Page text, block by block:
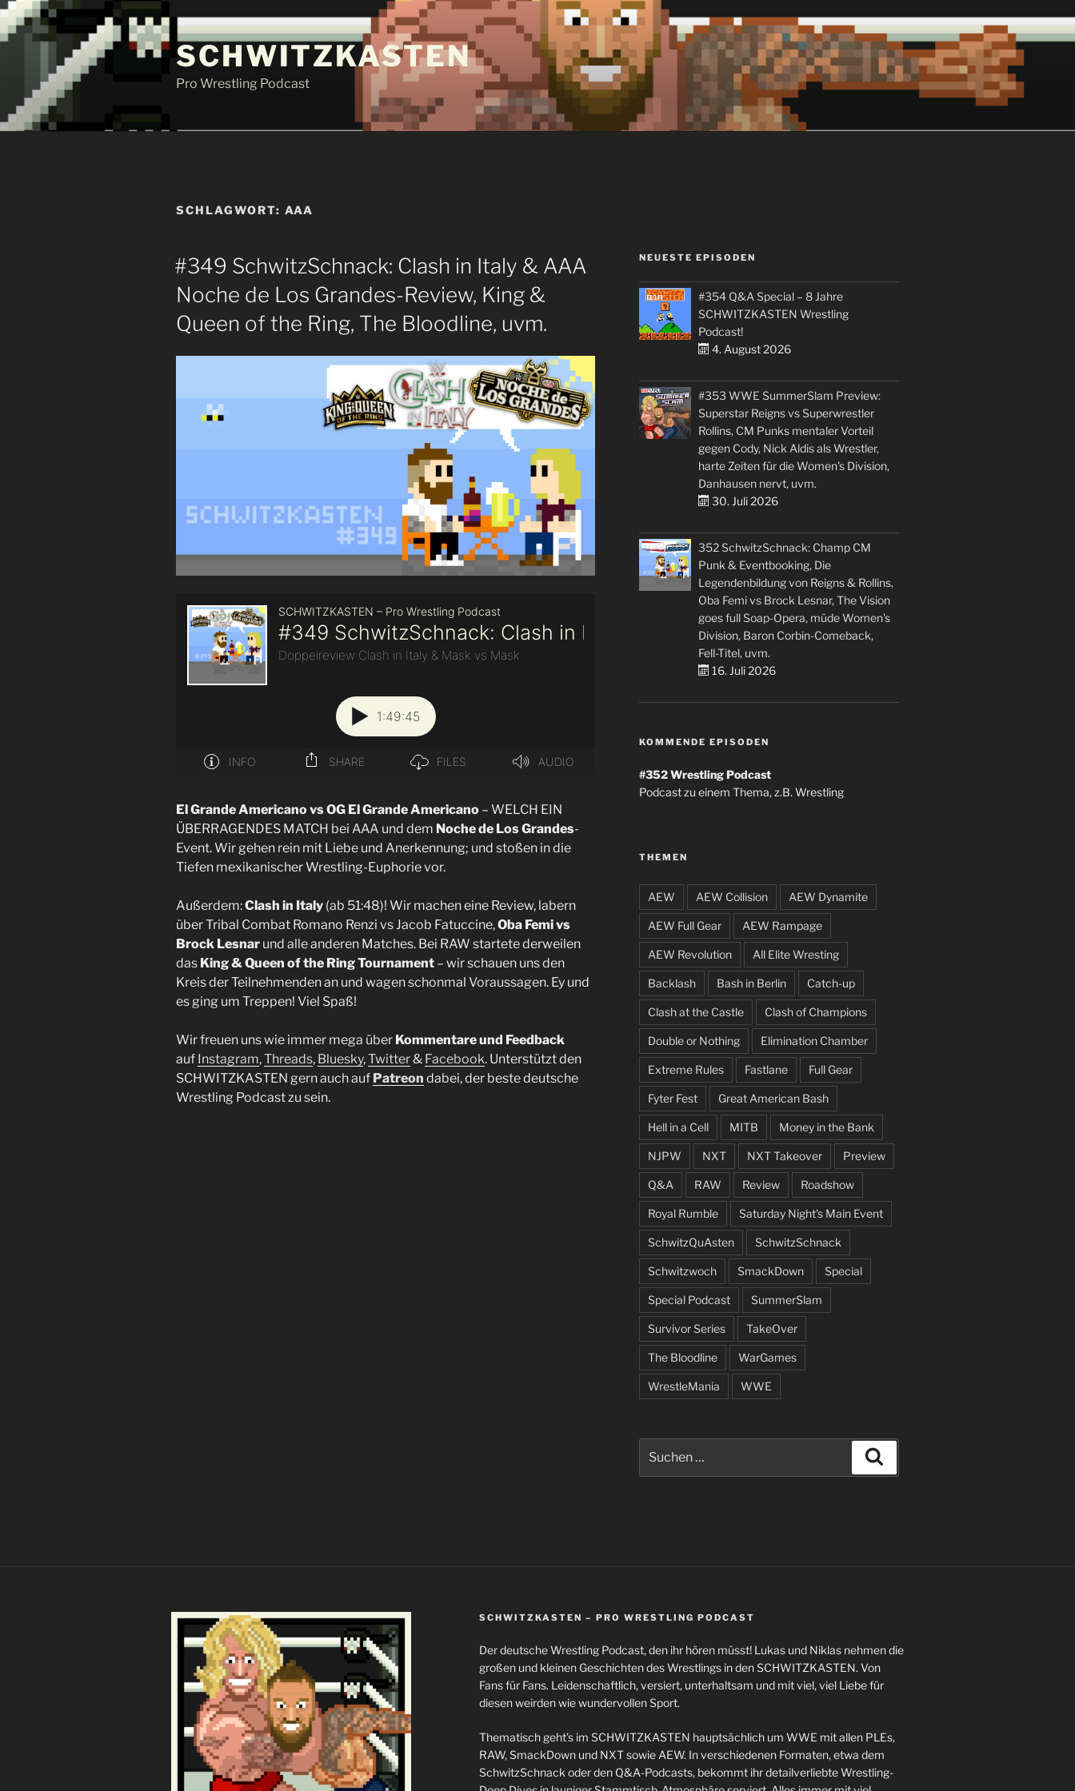
Zum
Inhalt
springen
SCHWITZKASTEN
Pro Wrestling Podcast
SCHLAGWORT: AAA
#349 SchwitzSchnack: Clash in Italy & AAA
Noche de Los Grandes-Review, King &
Queen of the Ring, The Bloodline, uvm.
El Grande Americano vs OG El Grande Americano – WELCH EIN
ÜBERRAGENDES MATCH bei AAA und dem Noche de Los Grandes-
Event. Wir gehen rein mit Liebe und Anerkennung; und stoßen in die
Tiefen mexikanischer Wrestling-Euphorie vor.
Außerdem:Clash in Italy (ab 51:48)! Wir machen eine Review, labern
über Tribal Combat Romano Renzi vs Jacob Fatuccine,Oba Femi vs
Brock Lesnar und alle anderen Matches. Bei RAW startete derweilen
das King & Queen of the Ring Tournament – wir schauen uns den
Kreis der Teilnehmenden an und wagen schonmal Voraussagen. Ey und
es ging um Treppen! Viel Spaß!
Wir freuen uns wie immer mega über Kommentare und Feedback
auf Instagram,Threads, Bluesky,Twitter& Facebook. Unterstützt den
SCHWITZKASTEN gern auch auf Patreon dabei, der beste deutsche
Wrestling Podcast zu sein.
NEUESTE EPISODEN
#354 Q&A Special – 8 Jahre
SCHWITZKASTEN Wrestling
Podcast!
4. August 2026
#353 WWE SummerSlam Preview:
Superstar Reigns vs Superwrestler
Rollins, CM Punks mentaler Vorteil
gegen Cody, Nick Aldis als Wrestler,
harte Zeiten für die Women's Division,
Danhausen nervt, uvm.
30. Juli 2026
352 SchwitzSchnack: Champ CM
Punk & Eventbooking, Die
Legendenbildung von Reigns & Rollins,
Oba Femi vs Brock Lesnar, The Vision
goes full Soap-Opera, müde Women's
Division, Baron Corbin-Comeback,
Fell-Titel, uvm.
16. Juli 2026
KOMMENDE EPISODEN
#352Wrestling Podcast
Podcast zu einem Thema, z.B. Wrestling
THEMEN
AEW AEW Collision AEW Dynamite
AEW Full Gear AEW Rampage
AEW Revolution All Elite Wresting
Backlash Bash in Berlin Catch-up
Clash at the Castle Clash of Champions
Double or Nothing Elimination Chamber
Extreme Rules Fastlane Full Gear
Fyter Fest Great American Bash
Hell in a Cell MITB Money in the Bank
NJPW NXT NXT Takeover Preview
Q&A RAW Review Roadshow
Royal Rumble Saturday Night's Main Event
SchwitzQuAsten SchwitzSchnack
Schwitzwoch SmackDown Special
Special Podcast SummerSlam
Survivor Series TakeOver
The Bloodline WarGames
WrestleMania WWE
nach:
SCHWITZKASTEN – PRO WRESTLING PODCAST
Der deutsche Wrestling Podcast, den ihr hören müsst! Lukas und Niklas nehmen die
großen und kleinen Geschichten des Wrestlings in den SCHWITZKASTEN. Von
Fans für Fans. Leidenschaftlich, versiert, unterhaltsam und mit viel, viel Liebe für
diesen weirden wie wundervollen Sport.
Thematisch geht’s im SCHWITZKASTEN hauptsächlich um WWE mit allen PLEs,
RAW, SmackDown und NXT sowie AEW. In verschiedenen Formaten, etwa dem
SchwitzSchnack oder den Q&A-Podcasts, bekommt ihr detailverliebte Wrestling-